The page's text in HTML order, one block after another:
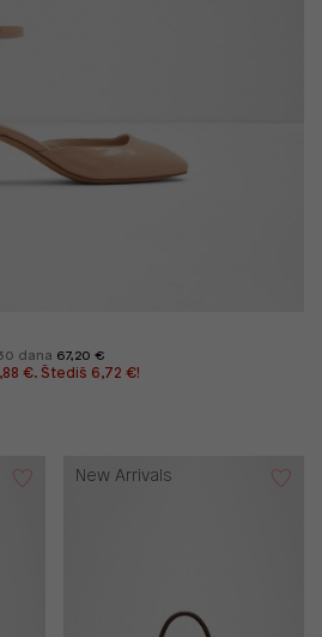
dana 67,20 €
€. Štediš 6,72 €!
New Arrivals